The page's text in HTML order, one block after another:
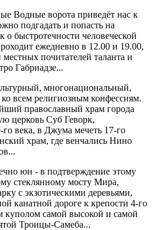
Водные ворота приведёт нас к
подгадать и попасть на
о быстротечности человеческой
ежедневно в 12.00 и 19.00,
почитателей таланта и
Габриадзе...
многонациональный,
всем религиозным конфессиям.
православный храм города
церковь Суб Геворк,
века, в Джума мечеть 17-го
храм, где венчались Нино
юн - в подтверждение этому
стеклянному мосту Мира,
с экзотическими деревьями,
канатной дороге к крепости 4-го
куполом самой высокой и самой
Троицы-Самеба...